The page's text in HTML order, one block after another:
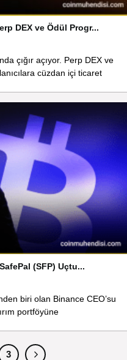
DEX ve Ödül Progr...
çığır açıyor. Perp DEX ve
cüzdan içi ticaret
SafePal (SFP) Uçtu...
biri olan Binance CEO’su
portföyüne
3